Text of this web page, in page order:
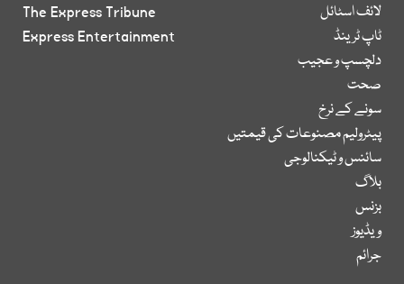
لائف اسٹائل
ٹاپ ٹرینڈ
دلچسپ و عجیب
صحت
سونے کے نرخ
پیٹرولیم مصنوعات کی قیمتیں
سائنس و ٹیکنالوجی
بلاگ
بزنس
ویڈیوز
جرائم
The Express Tribune
Express Entertainment